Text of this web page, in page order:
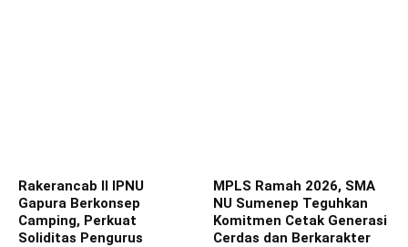
Rakerancab II IPNU
Gapura Berkonsep
Camping, Perkuat
Soliditas Pengurus
MPLS Ramah 2026, SMA
NU Sumenep Teguhkan
Komitmen Cetak Generasi
Cerdas dan Berkarakter